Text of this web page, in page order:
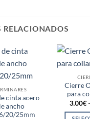
RELACIONADOS
cinta acero
ancho
20/25mm
Cierre
para
3.00€ -